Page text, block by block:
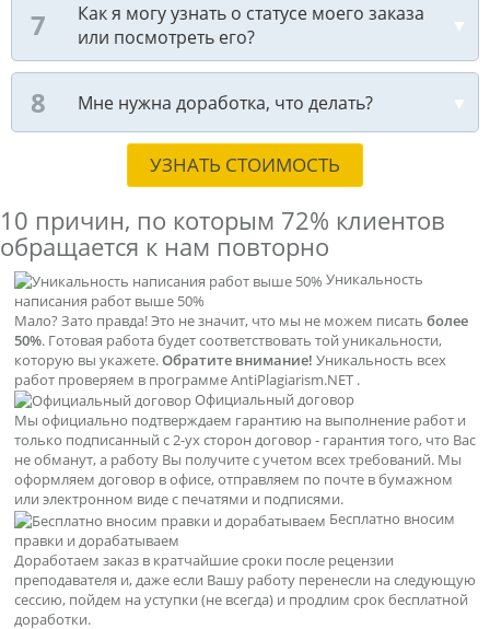
Как я могу узнать о статусе моего заказа
или посмотреть его?
Мне нужна доработка, что делать?
УЗНАТЬ СТОИМОСТЬ
10 причин, по которым 72% клиентов
обращается к нам повторно
Уникальность
написания работ выше 50%
Мало? Зато правда! Это не значит, что мы не можем писать более
50%. Готовая работа будет соответствовать той уникальности,
которую вы укажете.Обратите внимание! Уникальность всех
работ проверяем в программе AntiPlagiarism.NET .
Официальный договор
Мы официально подтверждаем гарантию на выполнение работ и
только подписанный с 2-ух сторон договор - гарантия того, что Вас
не обманут, а работу Вы получите с учетом всех требований. Мы
оформляем договор в офисе, отправляем по почте в бумажном
или электронном виде с печатями и подписями.
Бесплатно вносим
правки и дорабатываем
Доработаем заказ в кратчайшие сроки после рецензии
преподавателя и, даже если Вашу работу перенесли на следующую
сессию, пойдем на уступки (не всегда) и продлим срок бесплатной
доработки.